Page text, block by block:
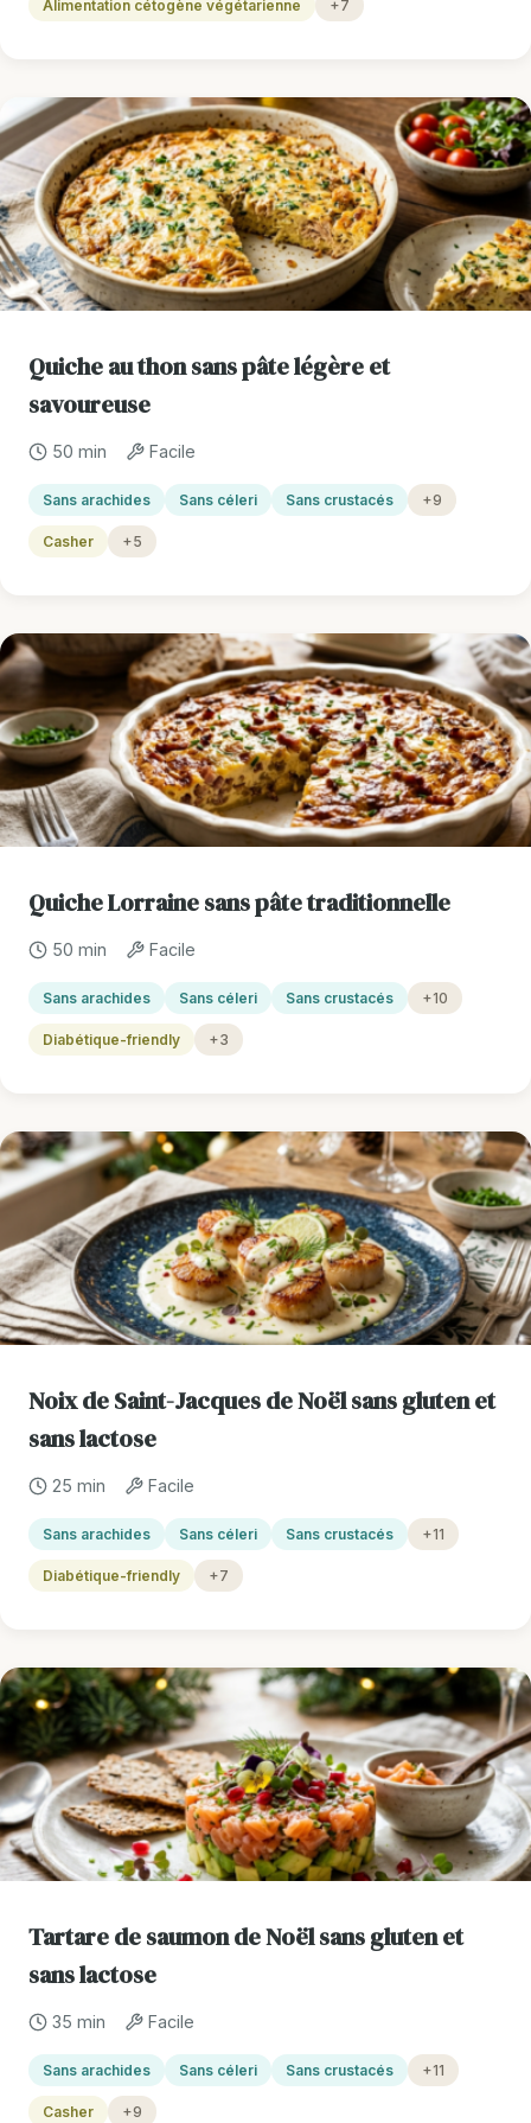
Alimentation cétogène végétarienne +7
Quiche au thon sans pâte légère et
savoureuse
50 min Facile
Sans arachides Sans céleri Sans crustacés +9
Casher +5
Quiche Lorraine sans pâte traditionnelle
50 min Facile
Sans arachides Sans céleri Sans crustacés +10
Diabétique-friendly +3
Noix de Saint-Jacques de Noël sans gluten et
sans lactose
25 min Facile
Sans arachides Sans céleri Sans crustacés +11
Diabétique-friendly +7
Tartare de saumon de Noël sans gluten et
sans lactose
35 min Facile
Sans arachides Sans céleri Sans crustacés +11
Casher +9